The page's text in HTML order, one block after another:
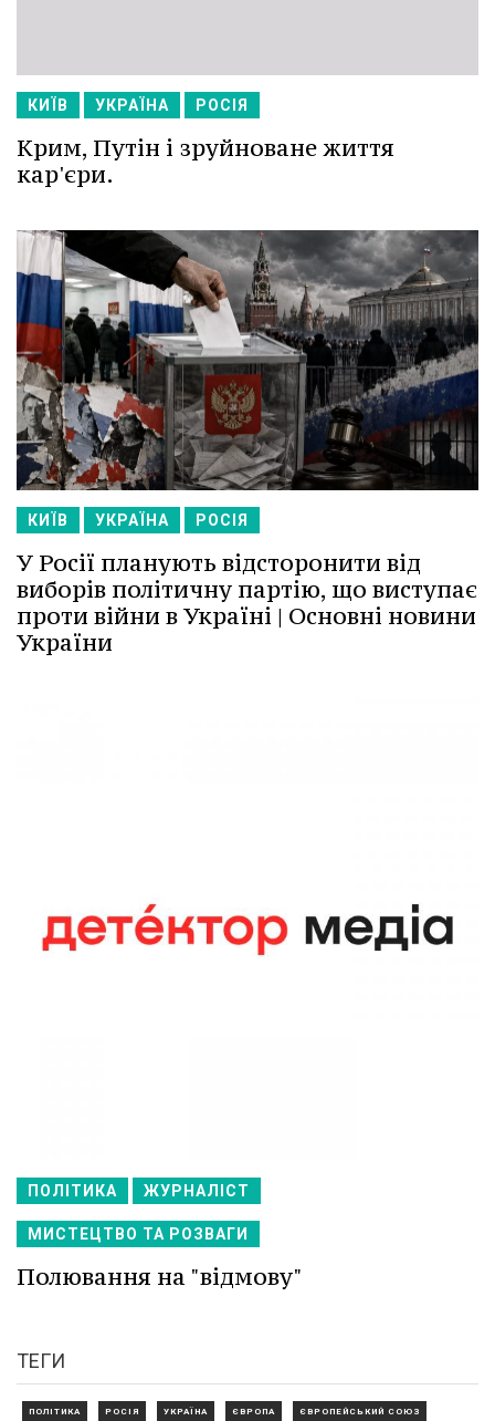
КИЇВ УКРАЇНА РОСІЯ
Крим, Путін і зруйноване життя
кар'єри.
КИЇВ УКРАЇНА РОСІЯ
У Росії планують відсторонити від
виборів політичну партію, що виступає
проти війни в Україні | Основні новини
України
ПОЛІТИКА ЖУРНАЛІСТ
МИСТЕЦТВО ТА РОЗВАГИ
Полювання на "відмову"
ТЕГИ
ПОЛІТИКА РОСІЯ УКРАЇНА ЄВРОПА ЄВРОПЕЙСЬКИЙ СОЮЗ